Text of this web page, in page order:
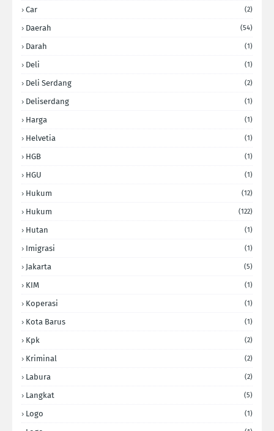
Car (2)
Daerah (54)
Darah (1)
Deli (1)
Deli Serdang (2)
Deliserdang (1)
Harga (1)
Helvetia (1)
HGB (1)
HGU (1)
Hukum (12)
Hukum (122)
Hutan (1)
Imigrasi (1)
Jakarta (5)
KIM (1)
Koperasi (1)
Kota Barus (1)
Kpk (2)
Kriminal (2)
Labura (2)
Langkat (5)
Logo (1)